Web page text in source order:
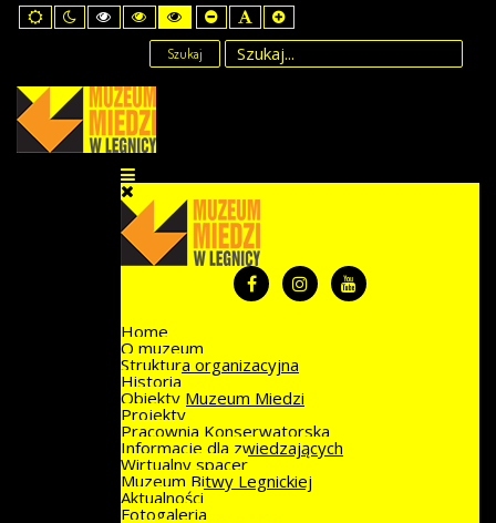
Default
mode
Night
mode
High
Contrast
mode
High
Contrast
Black
Yellow
mode
High
Contrast
Yellow
Black
mode
Set
Smaller
Font
Set
Default
Font
Set
Larger
Font
Szukaj
Home
O muzeum
Struktura organizacyjna
Historia
Obiekty Muzeum Miedzi
Projekty
Pracownia Konserwatorska
Informacje dla zwiedzających
Wirtualny spacer
Muzeum Bitwy Legnickiej
Aktualności
Fotogaleria